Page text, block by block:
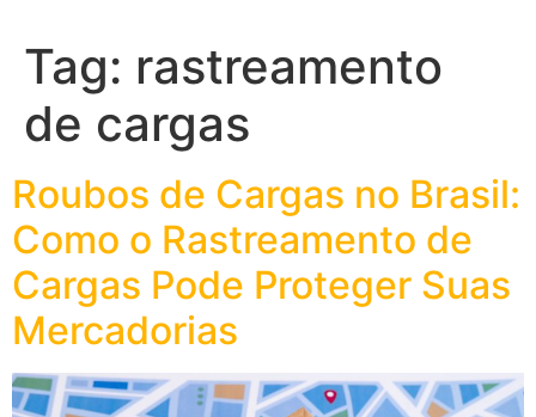
Tag: rastreamento
de cargas
Roubos de Cargas no Brasil:
Como o Rastreamento de
Cargas Pode Proteger Suas
Mercadorias